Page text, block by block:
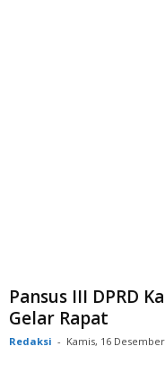
Pansus III DPRD
Gelar Rapat
Redaksi - Kamis, 16 Desember